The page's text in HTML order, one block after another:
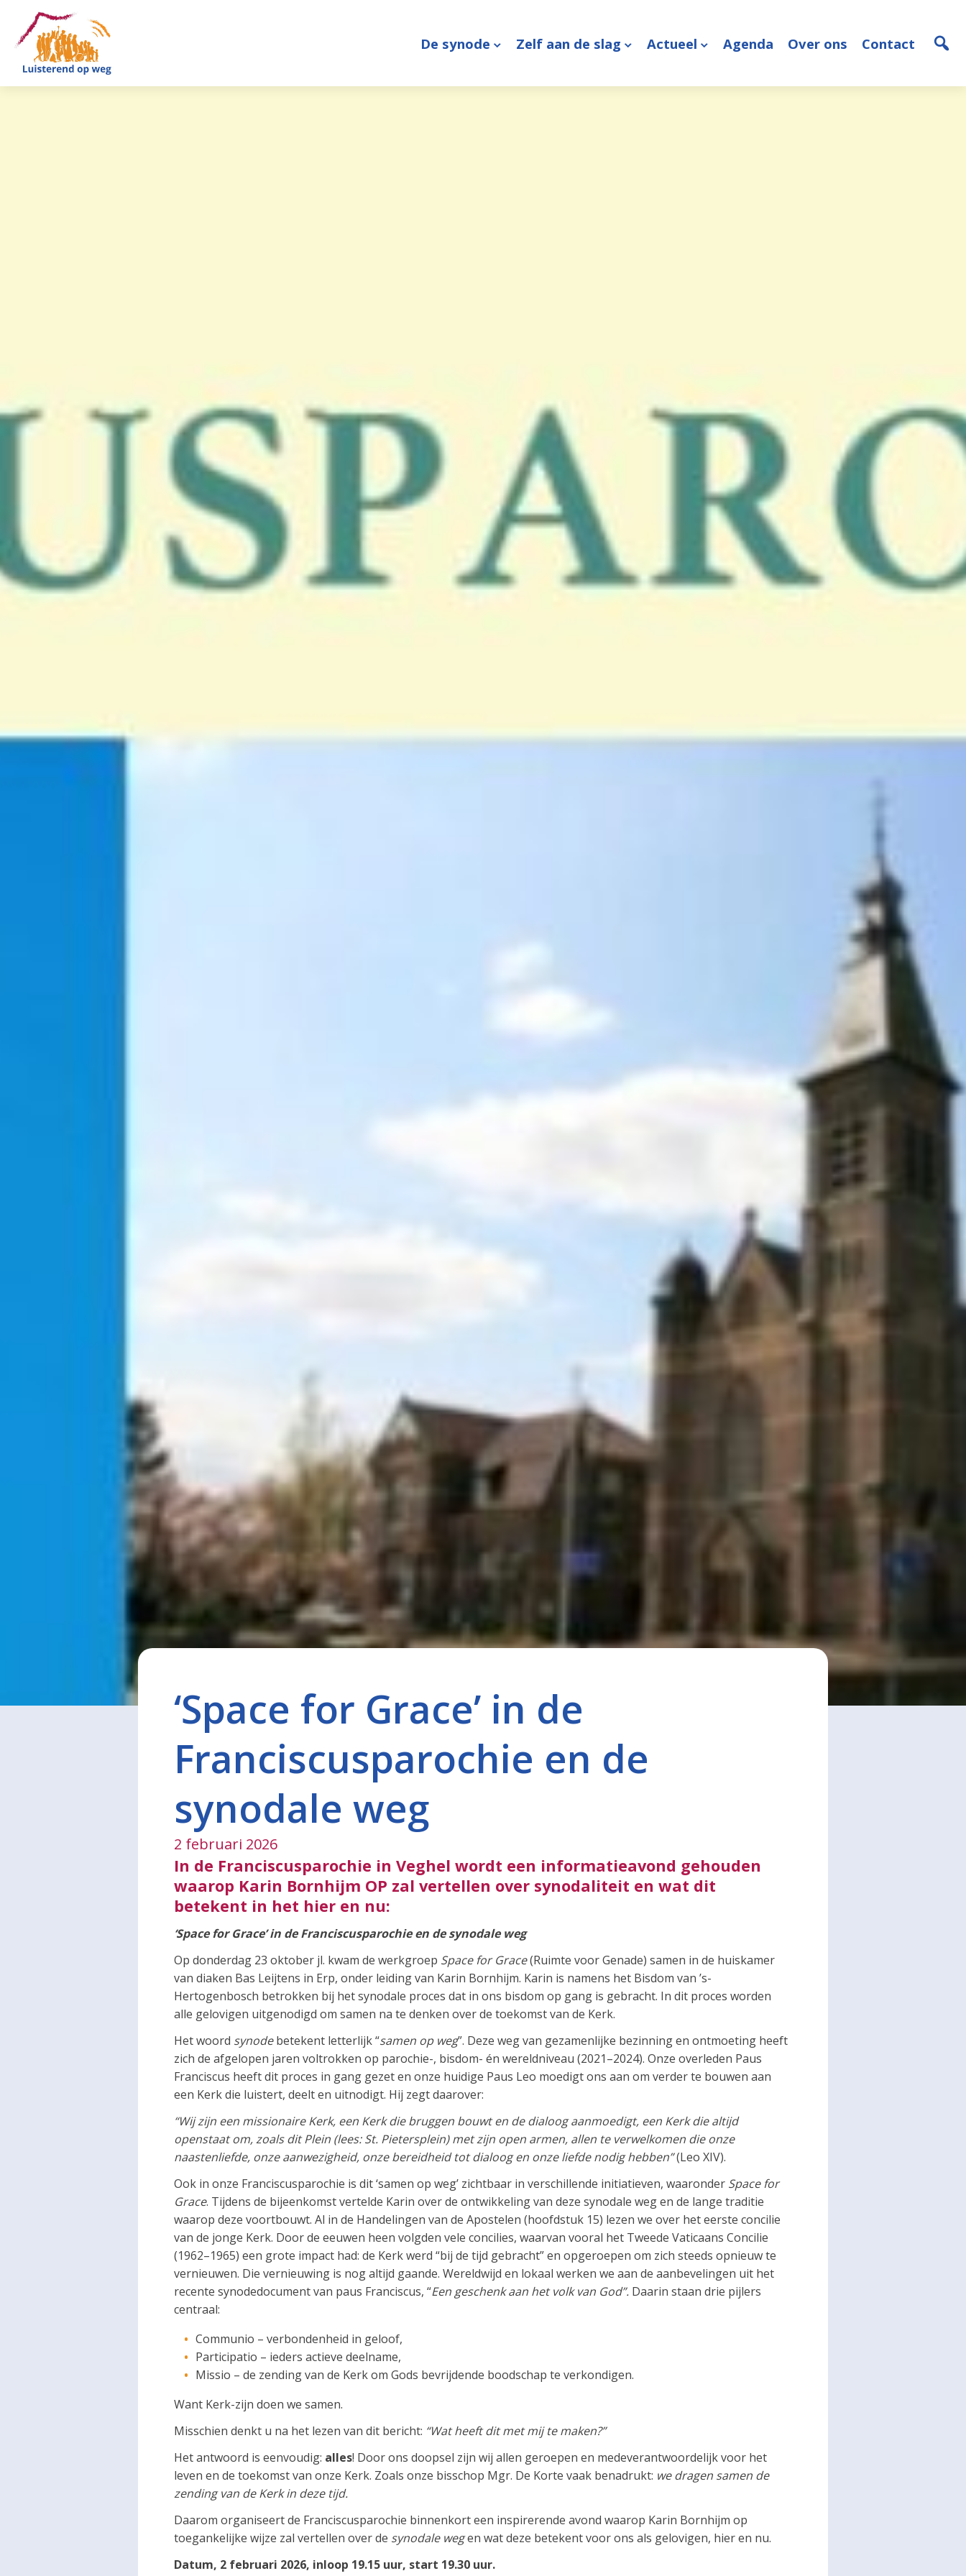
De synode Zelf aan de slag Actueel Agenda Over ons Contact
‘Space for Grace’ in de
Franciscusparochie en de
synodale weg
2 februari 2026
In de Franciscusparochie in Veghel wordt een informatieavond gehouden
waarop Karin Bornhijm OP zal vertellen over synodaliteit en wat dit
betekent in het hier en nu:
‘Space for Grace’ in de Franciscusparochie en de synodale weg
Op donderdag 23 oktober jl. kwam de werkgroep Space for Grace(Ruimte voor Genade) samen in de huiskamer
van diaken Bas Leijtens in Erp, onder leiding van Karin Bornhijm. Karin is namens het Bisdom van ’s-
Hertogenbosch betrokken bij het synodale proces dat in ons bisdom op gang is gebracht. In dit proces worden
alle gelovigen uitgenodigd om samen na te denken over de toekomst van de Kerk.
Het woord synodebetekent letterlijk “samen op weg”. Deze weg van gezamenlijke bezinning en ontmoeting heeft
zich de afgelopen jaren voltrokken op parochie-, bisdom- én wereldniveau (2021–2024). Onze overleden Paus
Franciscus heeft dit proces in gang gezet en onze huidige Paus Leo moedigt ons aan om verder te bouwen aan
een Kerk die luistert, deelt en uitnodigt. Hij zegt daarover:
“Wij zijn een missionaire Kerk, een Kerk die bruggen bouwt en de dialoog aanmoedigt, een Kerk die altijd
openstaat om, zoals dit Plein (lees: St. Pietersplein) met zijn open armen, allen te verwelkomen die onze
naastenliefde, onze aanwezigheid, onze bereidheid tot dialoog en onze liefde nodig hebben”(Leo XIV).
Ook in onze Franciscusparochie is dit ‘samen op weg’ zichtbaar in verschillende initiatieven, waaronder Space for
Grace. Tijdens de bijeenkomst vertelde Karin over de ontwikkeling van deze synodale weg en de lange traditie
waarop deze voortbouwt. Al in de Handelingen van de Apostelen (hoofdstuk 15) lezen we over het eerste concilie
van de jonge Kerk. Door de eeuwen heen volgden vele concilies, waarvan vooral het Tweede Vaticaans Concilie
(1962–1965) een grote impact had: de Kerk werd “bij de tijd gebracht” en opgeroepen om zich steeds opnieuw te
vernieuwen. Die vernieuwing is nog altijd gaande. Wereldwijd en lokaal werken we aan de aanbevelingen uit het
recente synodedocument van paus Franciscus, “Een geschenk aan het volk van God”. Daarin staan drie pijlers
centraal:
Communio – verbondenheid in geloof,
Participatio – ieders actieve deelname,
Missio – de zending van de Kerk om Gods bevrijdende boodschap te verkondigen.
Want Kerk-zijn doen we samen.
Misschien denkt u na het lezen van dit bericht: “Wat heeft dit met mij te maken?”
Het antwoord is eenvoudig: alles! Door ons doopsel zijn wij allen geroepen en medeverantwoordelijk voor het
leven en de toekomst van onze Kerk. Zoals onze bisschop Mgr. De Korte vaak benadrukt: we dragen samen de
zending van de Kerk in deze tijd.
Daarom organiseert de Franciscusparochie binnenkort een inspirerende avond waarop Karin Bornhijm op
toegankelijke wijze zal vertellen over de synodale wegen wat deze betekent voor ons als gelovigen, hier en nu.
Datum, 2 februari 2026, inloop 19.15 uur, start 19.30 uur.